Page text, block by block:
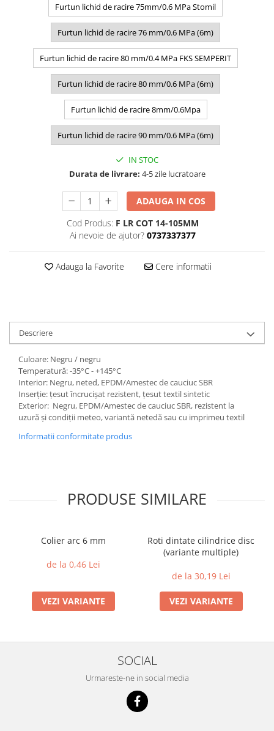
Furtun lichid de racire 75mm/0.6 MPa Stomil
Furtun lichid de racire 76 mm/0.6 MPa (6m)
Furtun lichid de racire 80 mm/0.4 MPa FKS SEMPERIT
Furtun lichid de racire 80 mm/0.6 MPa (6m)
Furtun lichid de racire 8mm/0.6Mpa
Furtun lichid de racire 90 mm/0.6 MPa (6m)
IN STOC
Durata de livrare: 4-5 zile lucratoare
ADAUGA IN COS
Cod Produs: F LR COT 14-105MM
Ai nevoie de ajutor? 0737337377
Adauga la Favorite Cere informatii
Descriere
Culoare: Negru / negru
Temperatură: -35°C - +145°C
Interior: Negru, neted, EPDM/Amestec de cauciuc SBR
Inserție: țesut încrucișat rezistent, țesut textil sintetic
Exterior: Negru, EPDM/Amestec de cauciuc SBR, rezistent la
uzură și condiții meteo, variantă netedă sau cu imprimeu textil
Informatii conformitate produs
PRODUSE SIMILARE
Colier arc 6 mm
de la 0,46 Lei
VEZI VARIANTE
Roti dintate cilindrice disc
(variante multiple)
de la 30,19 Lei
VEZI VARIANTE
SOCIAL
Urmareste-ne in social media